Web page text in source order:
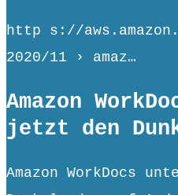
http s://
2020/11 › amaz…
Amazon
jetzt den
Amazon WorkDocs